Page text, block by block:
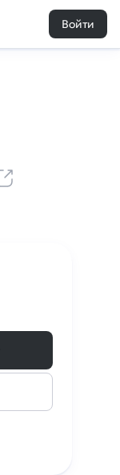
Войти
1 0